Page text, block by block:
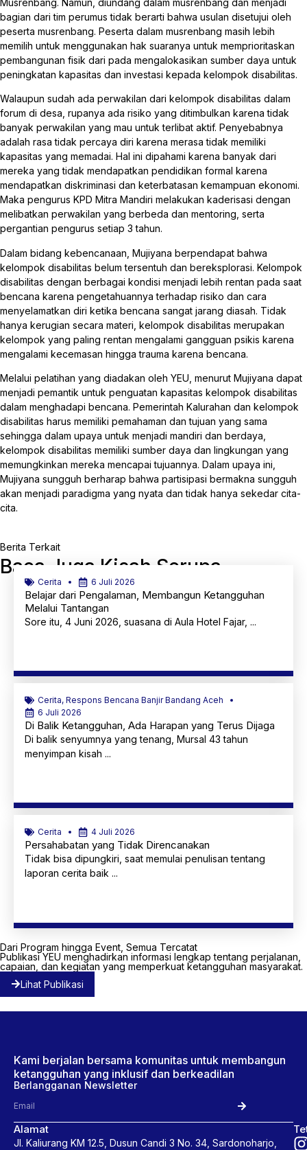
Musrenbang. Namun, diundang dalam musrenbang dan menjadi
bagian dari tim perumus tidak berarti bahwa usulan disetujui oleh
peserta musrenbang. Peserta dalam musrenbang masih lebih
memilih untuk menggunakan hak suaranya untuk memprioritaskan
pembangunan fisik dari pada mengalokasikan sumber daya untuk
peningkatan kapasitas dan investasi kepada kelompok disabilitas.
Walaupun sudah ada perwakilan dari kelompok disabilitas dalam
forum di desa, rupanya ada risiko yang ditimbulkan karena tidak
banyak perwakilan yang mau untuk terlibat aktif. Penyebabnya
adalah rasa tidak percaya diri karena merasa tidak memiliki
kapasitas yang memadai. Hal ini dipahami karena banyak dari
mereka yang tidak mendapatkan pendidikan formal karena
mendapatkan diskriminasi dan keterbatasan kemampuan ekonomi.
Maka pengurus KPD Mitra Mandiri melakukan kaderisasi dengan
melibatkan perwakilan yang berbeda dan mentoring, serta
pergantian pengurus setiap 3 tahun.
Dalam bidang kebencanaan, Mujiyana berpendapat bahwa
kelompok disabilitas belum tersentuh dan bereksplorasi. Kelompok
disabilitas dengan berbagai kondisi menjadi lebih rentan pada saat
bencana karena pengetahuannya terhadap risiko dan cara
menyelamatkan diri ketika bencana sangat jarang diasah. Tidak
hanya kerugian secara materi, kelompok disabilitas merupakan
kelompok yang paling rentan mengalami gangguan psikis karena
mengalami kecemasan hingga trauma karena bencana.
Melalui pelatihan yang diadakan oleh YEU, menurut Mujiyana dapat
menjadi pemantik untuk penguatan kapasitas kelompok disabilitas
dalam menghadapi bencana. Pemerintah Kalurahan dan kelompok
disabilitas harus memiliki pemahaman dan tujuan yang sama
sehingga dalam upaya untuk menjadi mandiri dan berdaya,
kelompok disabilitas memiliki sumber daya dan lingkungan yang
memungkinkan mereka mencapai tujuannya. Dalam upaya ini,
Mujiyana sungguh berharap bahwa partisipasi bermakna sungguh
akan menjadi paradigma yang nyata dan tidak hanya sekedar cita-
cita.
Berita Terkait
Baca Juga Kisah Serupa
Cerita 6 Juli 2026
Belajar dari Pengalaman, Membangun Ketangguhan
Melalui Tantangan
Sore itu, 4 Juni 2026, suasana di Aula Hotel Fajar, ...
Cerita, Respons Bencana Banjir Bandang Aceh
6 Juli 2026
Di Balik Ketangguhan, Ada Harapan yang Terus Dijaga
Di balik senyumnya yang tenang, Mursal 43 tahun
menyimpan kisah ...
Cerita 4 Juli 2026
Persahabatan yang Tidak Direncanakan
Tidak bisa dipungkiri, saat memulai penulisan tentang
laporan cerita baik ...
Dari Program hingga Event, Semua Tercatat
Publikasi YEU menghadirkan informasi lengkap tentang perjalanan,
capaian, dan kegiatan yang memperkuat ketangguhan masyarakat.
Lihat Publikasi
Kami berjalan bersama komunitas untuk membangun
ketangguhan yang inklusif dan berkeadilan
Berlangganan Newsletter
Alamat
Jl. Kaliurang KM 12.5, Dusun Candi 3 No. 34, Sardonoharjo,